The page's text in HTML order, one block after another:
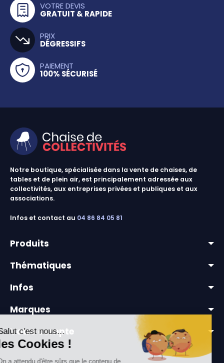
VOTRE DEVIS
GRATUIT & RAPIDE
PRIX
DÉGRESSIFS
PAIEMENT
100% SÉCURISÉ
Notre boutique, spécialisée dans la vente de chaises, de
tables et de plein air, est principalement adressée aux
collectivités, aux entreprises privées et publiques et aux
associations.
Infos et contact au 04 86 84 05 81
Produits
lots & promos
chaises & tables outdoor
chaises collectivités
équipements événementiels
tables collectivités
Thématiques
mobilier pour collectivités
mobilier extérieur professionnel
Infos
livraison
a propos
paiement sécurisé
Marques
Votre compte